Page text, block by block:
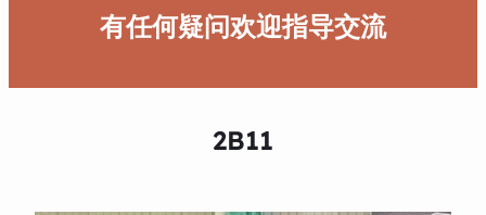
有任何疑问欢迎指导交流
2B11